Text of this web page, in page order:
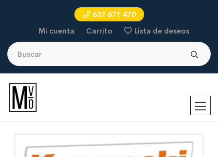
637 671 470
Mi cuenta
Carrito Lista de deseos